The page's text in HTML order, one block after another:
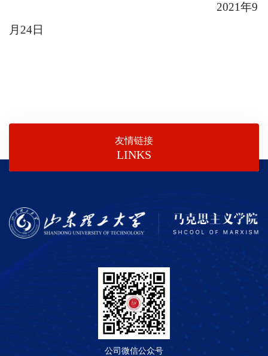
2021年9
月 24日
友情链接
LINKS
公司微信公众号